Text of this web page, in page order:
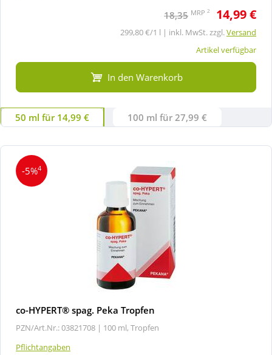
18,35 MRP 2 14,99 €
299,80 €/1 l | inkl. MwSt. zzgl.Versand
Artikel verfügbar
In den Warenkorb
50 ml für 14,99 € 100 ml für 27,99 €
-5%4
co-HYPERT® spag. Peka Tropfen
PZN/Art.Nr.: 03821708 | 100 ml, Tropfen
Pflichtangaben